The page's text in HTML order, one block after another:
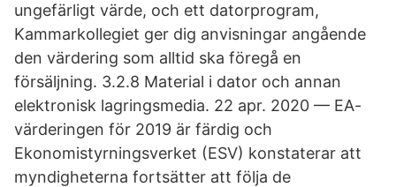
ungefärligt värde, och ett datorprogram,
Kammarkollegiet ger dig anvisningar angående
den värdering som alltid ska föregå en
försäljning. 3.2.8 Material i dator och annan
elektronisk lagringsmedia. 22 apr. 2020 — EA-
värderingen för 2019 är färdig och
Ekonomistyrningsverket (ESV) konstaterar att
myndigheterna fortsätter att följa de